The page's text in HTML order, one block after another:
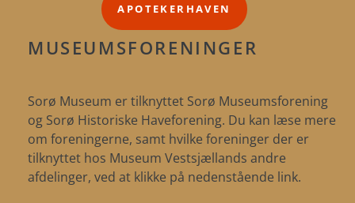
APOTEKERHAVEN
MUSEUMSFORENINGER
Sorø Museum er tilknyttet Sorø Museumsforening
og Sorø Historiske Haveforening. Du kan læse mere
om foreningerne, samt hvilke foreninger der er
tilknyttet hos Museum Vestsjællands andre
afdelinger, ved at klikke på nedenstående link.